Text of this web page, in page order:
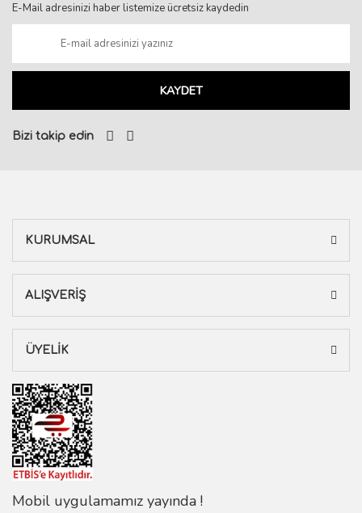
E-Mail adresinizi haber listemize ücretsiz kaydedin
KAYDET
Bizi takip edin
KURUMSAL
ALIŞVERİŞ
ÜYELİK
Mobil uygulamamız yayında !